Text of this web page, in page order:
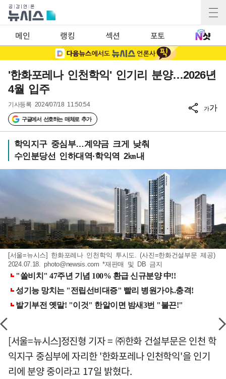
메인 랭킹 섹션 포토
'한화포레나 인천학익' 인기리 분양…2026년
4월 입주
기사등록 2024/07/18 11:50:54
구글에서 선호하는 매체로 추가
가가
학익지구 중심부…계약금 크게 낮춰
수인분당선 인하대역·학익역 2㎞내
[서울=뉴시스] 한화포레나 인천학익 투시도. (사진=한화건설부문 제공)
2024.07.18.photo@newsis.com *재판매 및 DB 금지
[서울=뉴시스]정진형 기자 = ㈜한화 건설부문은 인천 학
익지구 중심부에 자리한 '한화포레나 인천학익'을 인기
리에 분양 중이라고 17일 밝혔다.